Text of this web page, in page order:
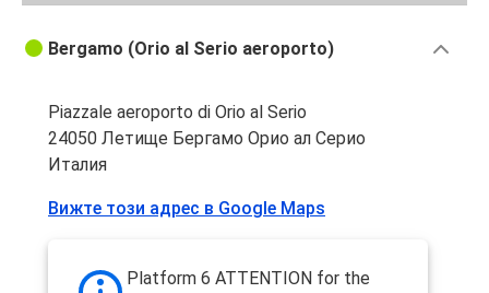
Bergamo (Orio al Serio aeroporto)
Piazzale aeroporto di Orio al Serio
24050 Летище Бергамо Орио ал Серио
Италия
Вижте този адрес в Google Maps
Platform 6 ATTENTION for the